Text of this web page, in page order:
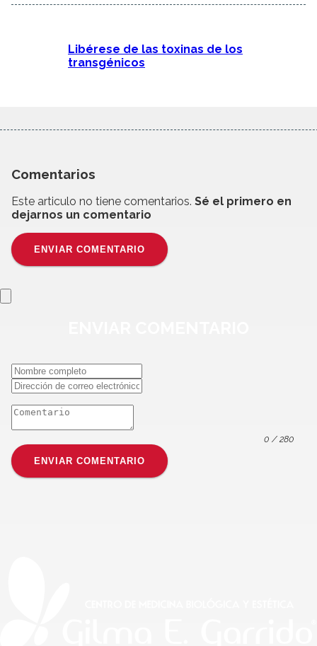
Libérese de las toxinas de los
transgénicos
Comentarios
Este articulo no tiene comentarios. Sé el primero en
dejarnos un comentario
ENVIAR COMENTARIO
0 / 280
ENVIAR COMENTARIO